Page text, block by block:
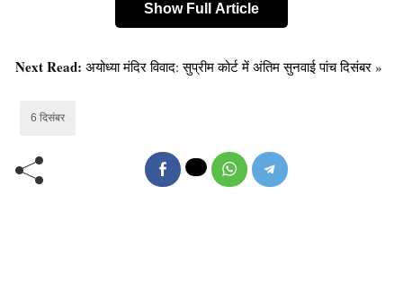
का विरोध झेलना पड़ा था। अंबेडकर ने भी अपने समय में शायद ही
किसी दल को बख्शा हो। गांधी और कांग्रेस से अंबेडकर का विरोध
Show Full Article
Next Read: अयोध्या मंदिर विवाद: सुप्रीम कोर्ट में अंतिम सुनवाई पांच दिसंबर »
6 दिसंबर